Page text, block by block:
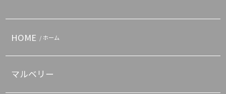
HOME / ホーム
マルベリー